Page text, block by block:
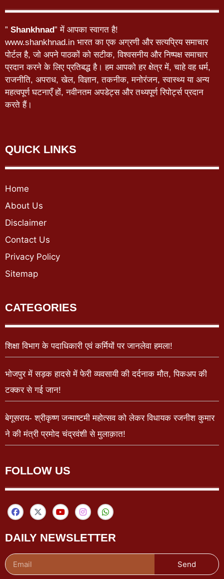
” Shankhnad” में आपका स्वागत है!
www.shankhnad.in भारत का एक अग्रणी और सत्यप्रिय समाचार
पोर्टल है, जो अपने पाठकों को सटीक, विश्वसनीय और निष्पक्ष समाचार
प्रदान करने के लिए प्रतिबद्ध है। हम आपको हर क्षेत्र में, चाहे वह धर्म,
राजनीति, अपराध, खेल, विज्ञान, तकनीक, मनोरंजन, स्वास्थ्य या अन्य
महत्वपूर्ण घटनाएँ हों, नवीनतम अपडेट्स और तथ्यपूर्ण रिपोर्ट्स प्रदान
करते हैं।
QUICK LINKS
Home
About Us
Disclaimer
Contact Us
Privacy Policy
Sitemap
CATEGORIES
शिक्षा विभाग के पदाधिकारी एवं कर्मियों पर जानलेवा हमला!
भोजपुर में सड़क हादसे में फेरी व्यवसायी की दर्दनाक मौत, पिकअप की
टक्कर से गई जान!
बेगूसराय- श्रीकृष्ण जन्माष्टमी महोत्सव को लेकर विधायक रजनीश कुमार
ने की मंत्री प्रमोद चंद्रवंशी से मुलाक़ात!
FOLLOW US
DAILY NEWSLETTER
Send